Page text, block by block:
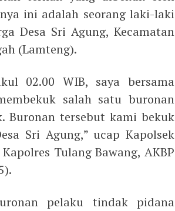
ini adalah seorang laki-laki
Desa Sri Agung, Kecamatan
(Lamteng).
02.00 WIB, saya bersama
salah satu buronan
Buronan tersebut kami bekuk
Sri Agung,” ucap Kapolsek
Tulang Bawang, AKBP
pelaku tindak pidana